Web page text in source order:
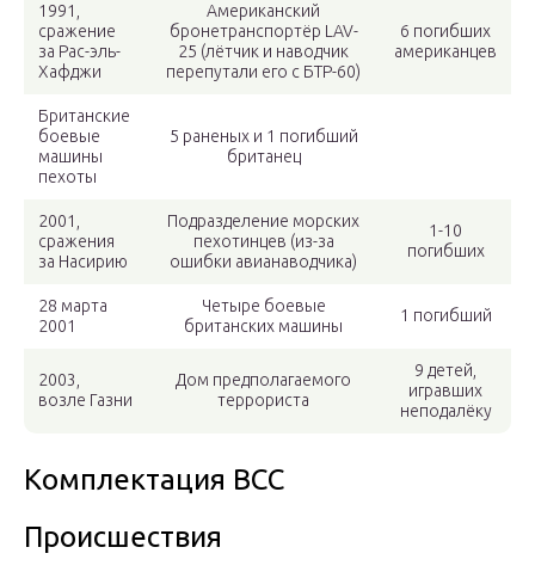
1991,
сражение
за Рас-эль-
Хафджи
Американский
бронетранспортёр LAV-
25 (лётчик и наводчик
перепутали его с БТР-60)
6 погибших
американцев
Британские
боевые
машины
пехоты
5 раненых и 1 погибший
британец
2001,
сражения
за Насирию
Подразделение морских
пехотинцев (из-за
ошибки авианаводчика)
1-10
погибших
28 марта
2001
Четыре боевые
британских машины
1 погибший
2003,
возле Газни
Дом предполагаемого
террориста
9 детей,
игравших
неподалёку
Комплектация ВСС
Происшествия